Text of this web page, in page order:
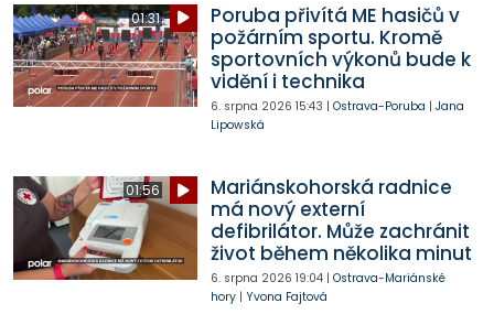
01:31
Poruba přivítá ME hasičů v
požárním sportu. Kromě
sportovních výkonů bude k
vidění i technika
6. srpna 2026 15:43 | Ostrava-Poruba | Jana
Lipowská
01:56
Mariánskohorská radnice
má nový externí
defibrilátor. Může zachránit
život během několika minut
6. srpna 2026 19:04| Ostrava-Mariánské
hory| Yvona Fajtová